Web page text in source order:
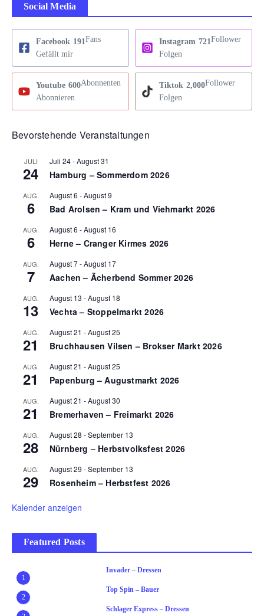
Social Media
Facebook 191Fans
Gefällt mir
Instagram 721Follower
Folgen
Youtube 600Abonnenten
Abonnieren
Tiktok 2,000Follower
Folgen
Bevorstehende Veranstaltungen
JULI
24
Juli 24-August 31
Hamburg – Sommerdom 2026
AUG.
6
August 6 -August 9
Bad Arolsen – Kram und Viehmarkt 2026
AUG.
6
August 6 -August 16
Herne – Cranger Kirmes 2026
AUG.
7
August 7-August 17
Aachen – Ächerbend Sommer 2026
AUG.
13
August 13 -August 18
Vechta – Stoppelmarkt 2026
AUG.
21
August 21 -August 25
Bruchhausen Vilsen – Brokser Markt 2026
AUG.
21
August 21 -August 25
Papenburg – Augustmarkt 2026
AUG.
21
August 21 -August 30
Bremerhaven – Freimarkt 2026
AUG.
28
August 28 -September 13
Nürnberg – Herbstvolksfest 2026
AUG.
29
August 29 -September 13
Rosenheim – Herbstfest 2026
Kalender anzeigen
Featured Posts
1
Invader – Dressen
2
Top Spin – Bauer
Schlager Express – Dressen